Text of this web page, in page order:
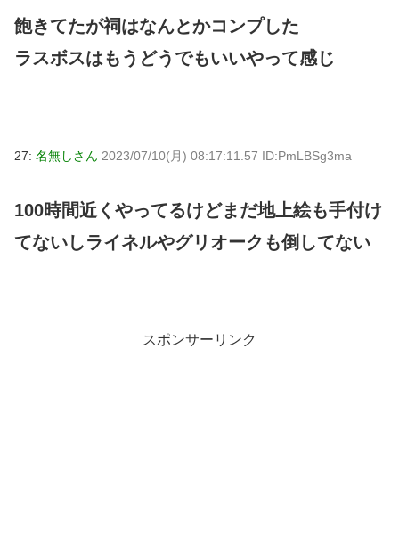
飽きてたが祠はなんとかコンプした
ラスボスはもうどうでもいいやって感じ
27: 名無しさん 2023/07/10(月) 08:17:11.57 ID:PmLBSg3ma
100時間近くやってるけどまだ地上絵も手付け
てないしライネルやグリオークも倒してない
スポンサーリンク